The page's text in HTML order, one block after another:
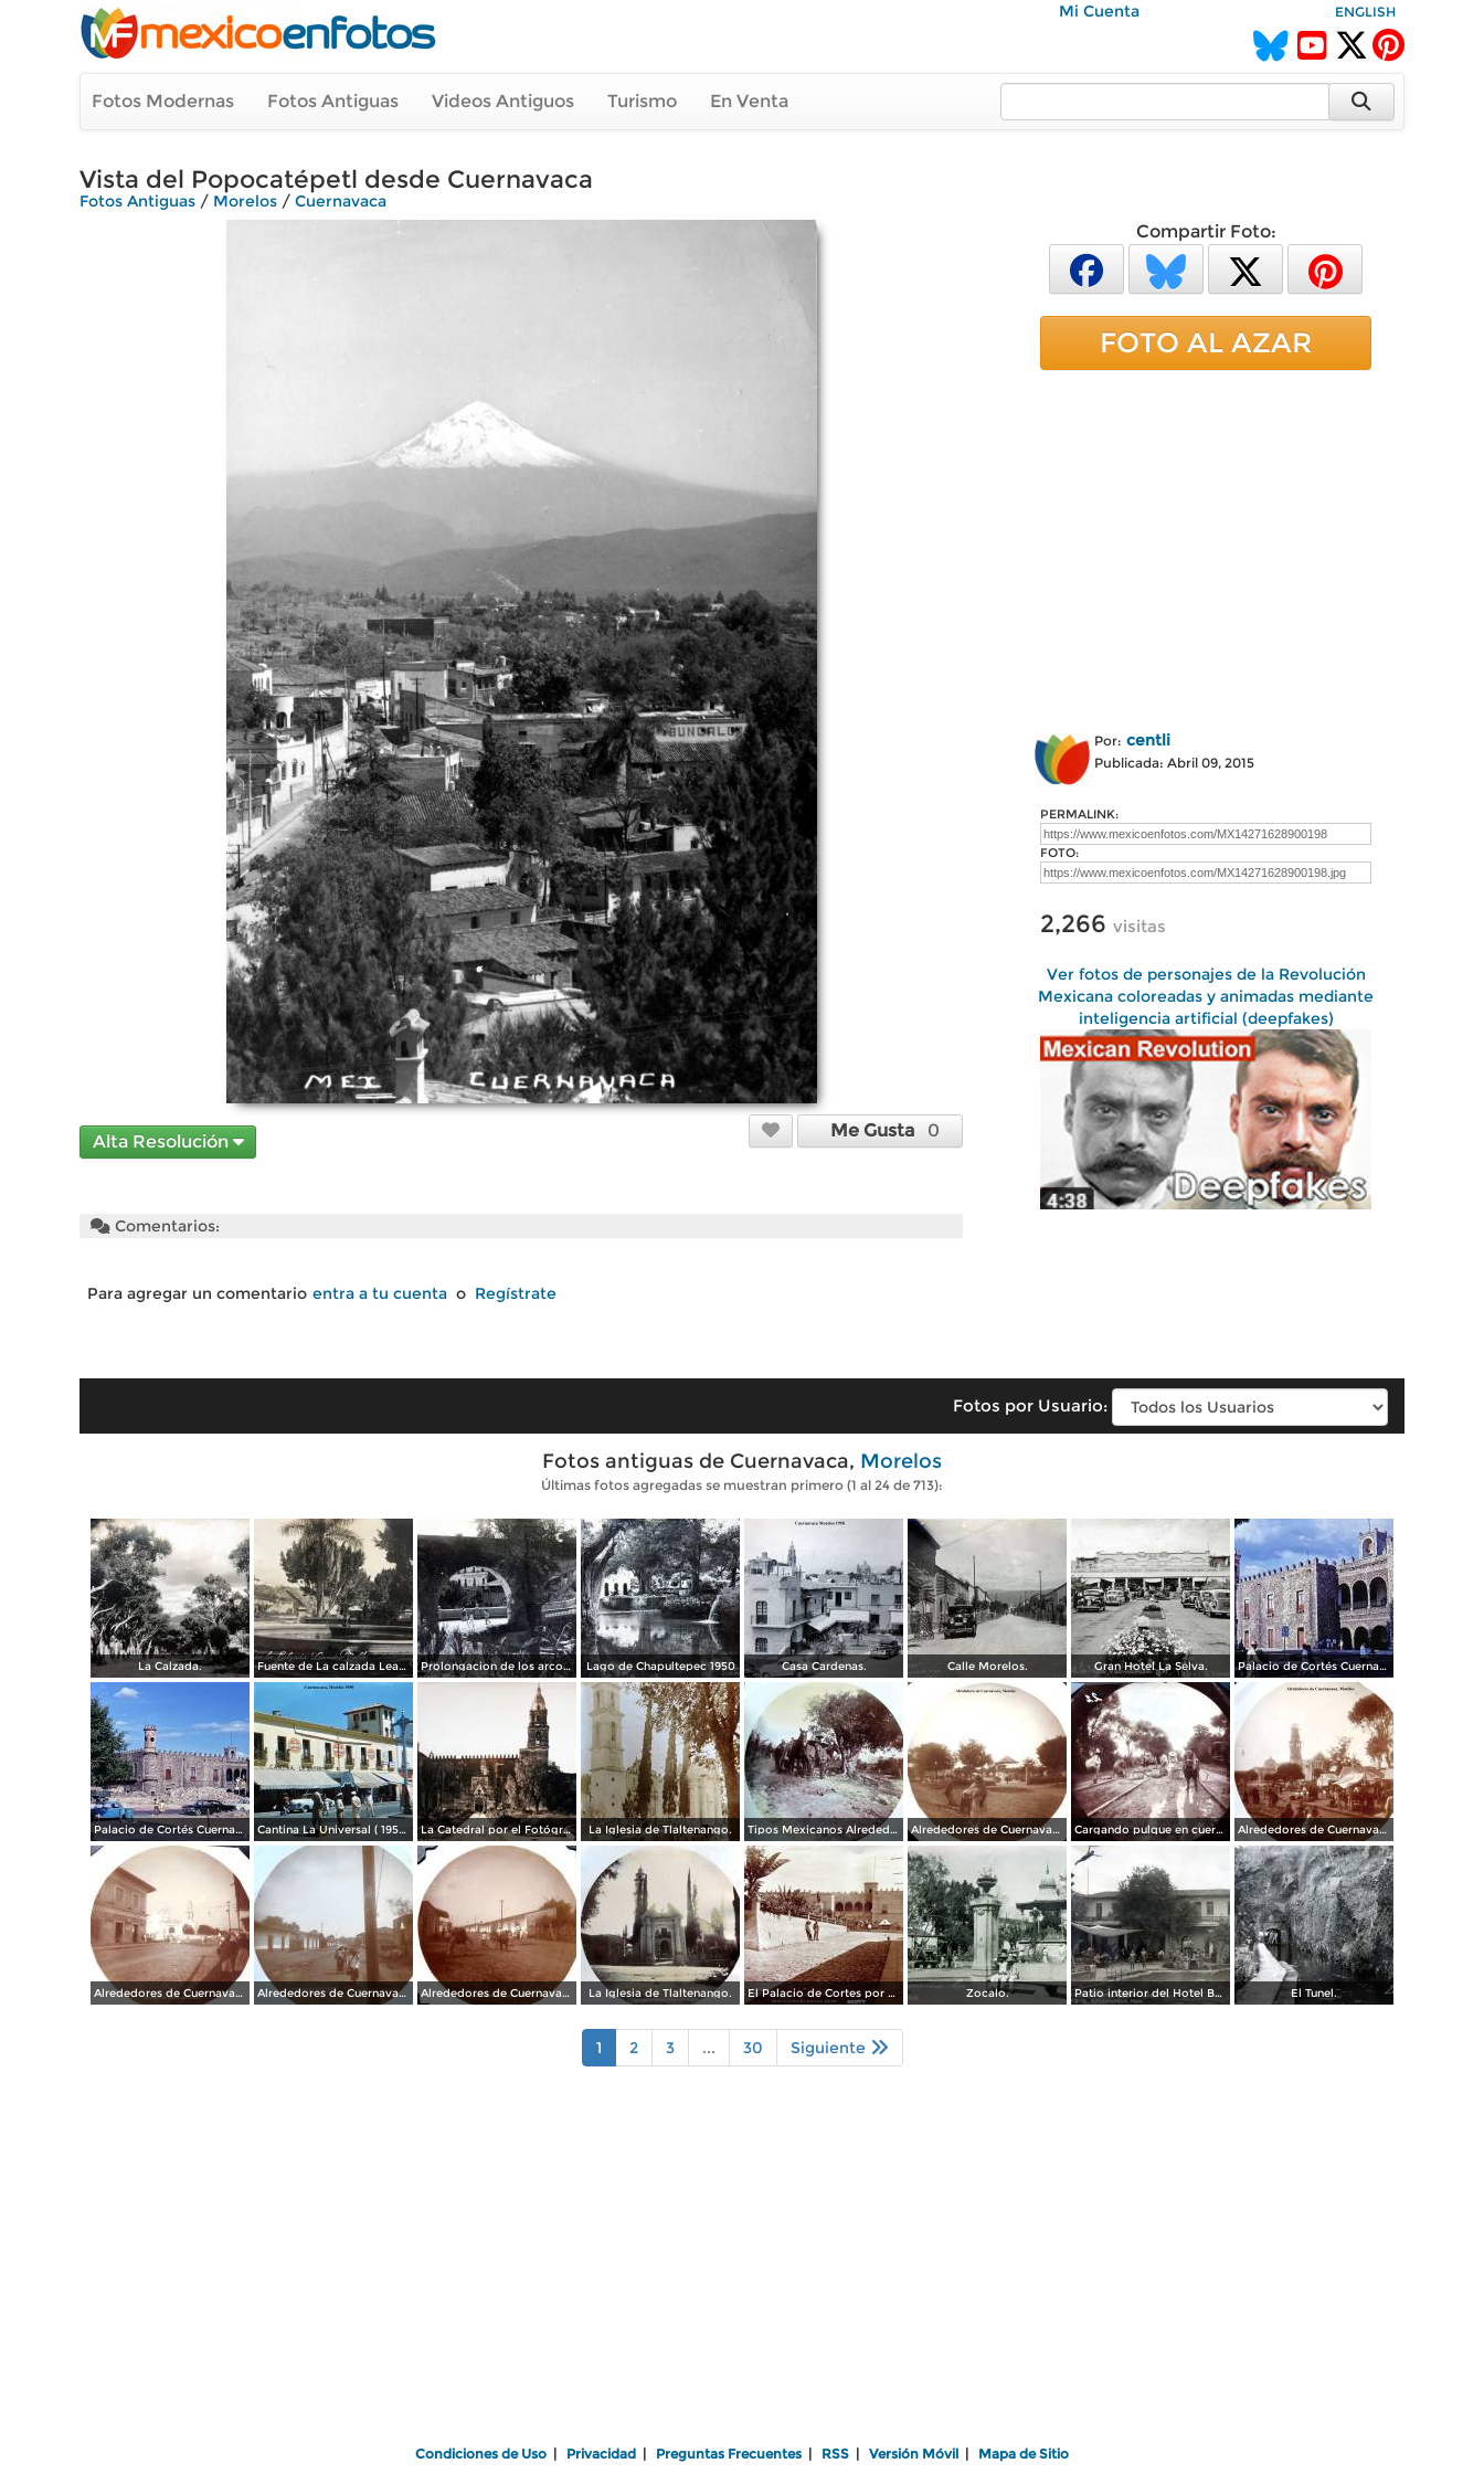
Mi Cuenta ENGLISH
Fotos Modernas Fotos Antiguas Videos Antiguos Turismo En Venta
Vista del Popocatépetl desde Cuernavaca
Fotos Antiguas / Morelos / Cuernavaca
Alta Resolución
Me Gusta 0
Comentarios:
Para agregar un comentario entra a tu cuenta o Regístrate
Compartir Foto:
FOTO AL AZAR
Por: centli
Publicada: Abril 09, 2015
PERMALINK:
FOTO:
2,266 visitas
Ver fotos de personajes de la Revolución
Mexicana coloreadas y animadas mediante
inteligencia artificial (deepfakes)
Fotos por Usuario:
Fotos antiguas de Cuernavaca, Morelos
Últimas fotos agregadas se muestran primero (1 al 24 de 713):
La Calzada. Fuente de La calzada Leandro Valle. Prolongacion de los arcos de Guadalupe. Lago de Chapultepec 1950 Casa Cardenas. Calle Morelos. Gran Hotel La Selva. Palacio de Cortés Cuernavaca Morelos 1967
Palacio de Cortés Cuernavaca Morelos 1967 Cantina La Universal ( 1950 ). La Catedral por el Fotógrafo Hugo Brehme. La Iglesia de Tlaltenango. Tipos Mexicanos Alrededores de Cuernavaca Morelos.. Alrededores de Cuernavaca Morelos. Cargando pulque en cueros de puerco Alrededores de Cuernavaca Morelos. Alrededores de Cuernavaca Morelos.
Alrededores de Cuernavaca Morelos. Alrededores de Cuernavaca Morelos. Alrededores de Cuernavaca Morelos. La Iglesia de Tlaltenango. El Palacio de Cortes por el Fotógrafo Windfield Scott. Zocalo. Patio interior del Hotel Banos y Lido, El Tunel.
1 2 3 ... 30 Siguiente
Condiciones de Uso Privacidad Preguntas Frecuentes RSS Versión Móvil Mapa de Sitio